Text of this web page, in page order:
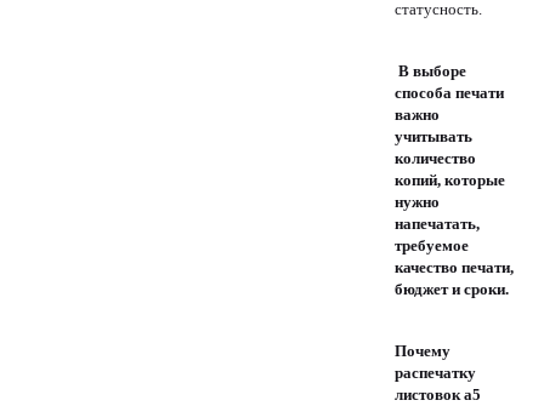
статусность.
В выборе
способа печати
важно
учитывать
количество
копий, которые
нужно
напечатать,
требуемое
качество печати,
бюджет и сроки.
Почему
распечатку
листовок а5